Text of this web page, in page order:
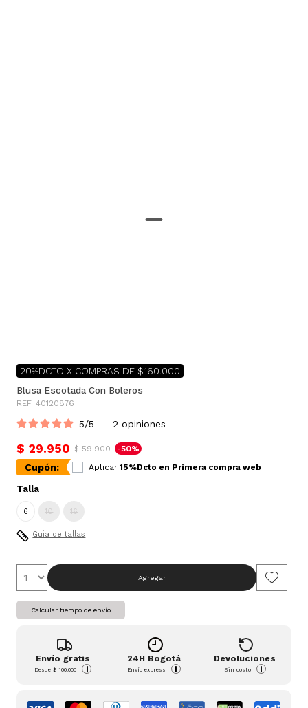
20%DCTO X COMPRAS DE $160.000
Blusa Escotada Con Boleros
REF. 40120876
5/5 - 2 opiniones
$ 29.950 $ 59.900 -50%
Cupón: Aplicar 15%Dcto en Primera compra web
Talla
6 10 16
Guia de tallas
Agregar
Calcular tiempo de envío
Envío gratis
Desde$ 100.000 i
24H Bogotá
Envío express i
Devoluciones
Sin costo i